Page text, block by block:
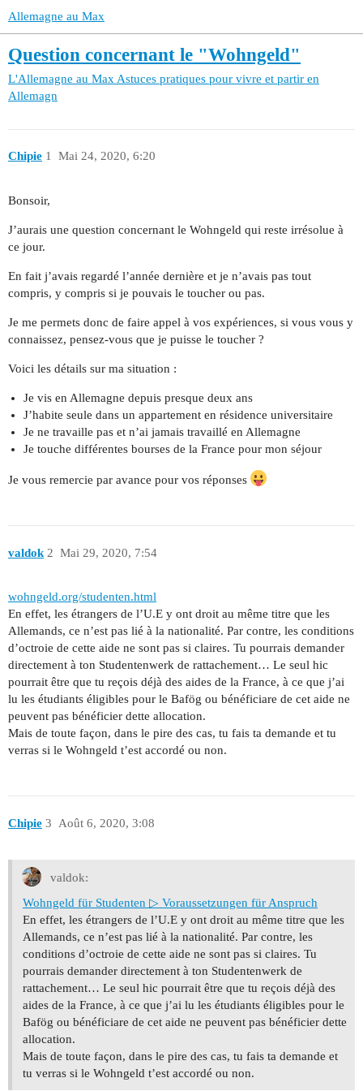
Allemagne au Max
Question concernant le "Wohngeld"
L'Allemagne au Max Astuces pratiques pour vivre et partir en
Allemagn
Chipie Mai 24, 2020, 6:20
1
Bonsoir,
J’aurais une question concernant le Wohngeld qui reste irrésolue à
ce jour.
En fait j’avais regardé l’année dernière et je n’avais pas tout
compris, y compris si je pouvais le toucher ou pas.
Je me permets donc de faire appel à vos expériences, si vous vous y
connaissez, pensez-vous que je puisse le toucher ?
Voici les détails sur ma situation :
Je vis en Allemagne depuis presque deux ans
J’habite seule dans un appartement en résidence universitaire
Je ne travaille pas et n’ai jamais travaillé en Allemagne
Je touche différentes bourses de la France pour mon séjour
Je vous remercie par avance pour vos réponses
valdok Mai 29, 2020, 7:54
2
wohngeld.org/studenten.html
En effet, les étrangers de l’U.E y ont droit au même titre que les
Allemands, ce n’est pas lié à la nationalité. Par contre, les conditions
d’octroie de cette aide ne sont pas si claires. Tu pourrais demander
directement à ton Studentenwerk de rattachement… Le seul hic
pourrait être que tu reçois déjà des aides de la France, à ce que j’ai
lu les étudiants éligibles pour le Bafög ou bénéficiare de cet aide ne
peuvent pas bénéficier dette allocation.
Mais de toute façon, dans le pire des cas, tu fais ta demande et tu
verras si le Wohngeld t’est accordé ou non.
Chipie Août 6, 2020, 3:08
3
valdok:
Wohngeld für Studenten ▷ Voraussetzungen für Anspruch
En effet, les étrangers de l’U.E y ont droit au même titre que les
Allemands, ce n’est pas lié à la nationalité. Par contre, les
conditions d’octroie de cette aide ne sont pas si claires. Tu
pourrais demander directement à ton Studentenwerk de
rattachement… Le seul hic pourrait être que tu reçois déjà des
aides de la France, à ce que j’ai lu les étudiants éligibles pour le
Bafög ou bénéficiare de cet aide ne peuvent pas bénéficier dette
allocation.
Mais de toute façon, dans le pire des cas, tu fais ta demande et
tu verras si le Wohngeld t’est accordé ou non.